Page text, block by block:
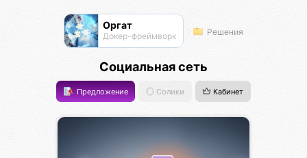
Оргат
Докер-фреймворк Решения
Социальная сеть
Предложение Солики Кабинет